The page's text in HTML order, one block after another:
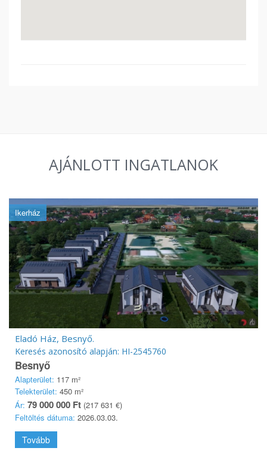
AJÁNLOTT INGATLANOK
Ikerház
Eladó Ház, Besnyő.
Keresés azonosító alapján: HI-2545760
Besnyő
Alapterület: 117 m²
Telekterület: 450 m²
Ár: 79 000 000 Ft (217 631 €)
Feltöltés dátuma: 2026.03.03.
Tovább